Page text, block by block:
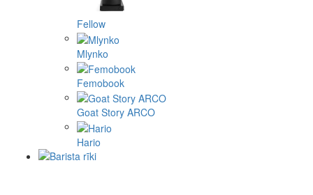
Fellow
Mlynko
Femobook
Goat Story ARCO
Hario